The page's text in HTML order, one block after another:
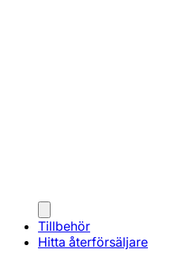
Tillbehör
Hitta återförsäljare